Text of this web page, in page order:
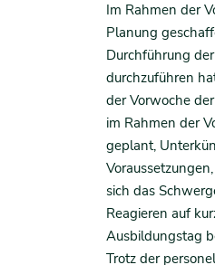
Im Rahmen der
Planung
Durchführung
durchzuführen
der Vorwoche
im Rahmen der
geplant,
sich das
Reagieren auf
Ausbildungstag
Trotz der